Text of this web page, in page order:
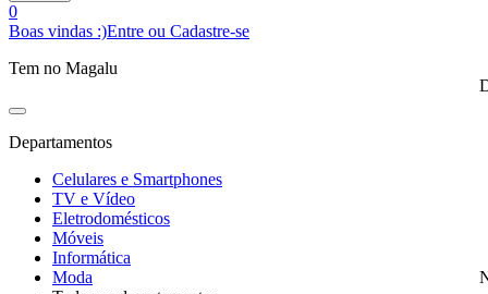
0
Boas vindas :)Entre ou Cadastre-se
Tem no Magalu
Departamentos
Celulares e Smartphones
TV e Vídeo
Eletrodomésticos
Móveis
Informática
Moda